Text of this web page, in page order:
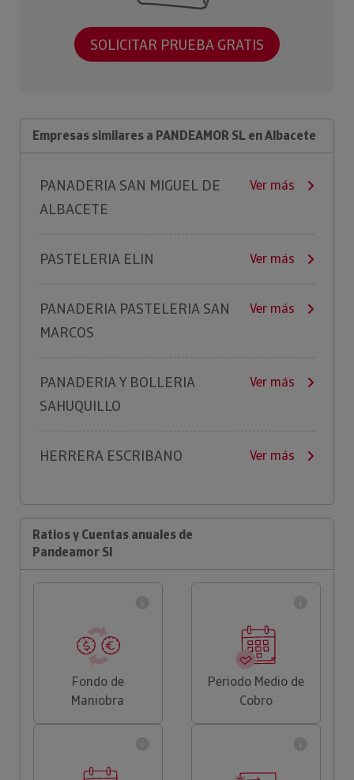
SOLICITAR PRUEBA GRATIS
Empresas similares a PANDEAMOR SL en Albacete
PANADERIA SAN MIGUEL DE
ALBACETE
Ver más
PASTELERIA ELIN Ver más
PANADERIA PASTELERIA SAN
MARCOS
Ver más
PANADERIA Y BOLLERIA
SAHUQUILLO
Ver más
HERRERA ESCRIBANO Ver más
Ratios y Cuentas anuales de
Pandeamor Sl
Fondo de
Maniobra
Periodo Medio de
Cobro